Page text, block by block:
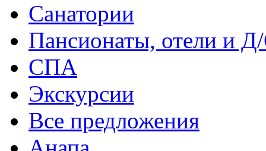
Санатории
Пансионаты, отели и
СПА
Экскурсии
Все предложения